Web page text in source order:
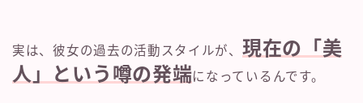
実は、彼女の過去の活動スタイルが、 現在の「美
人」という噂の発端になっているんです。